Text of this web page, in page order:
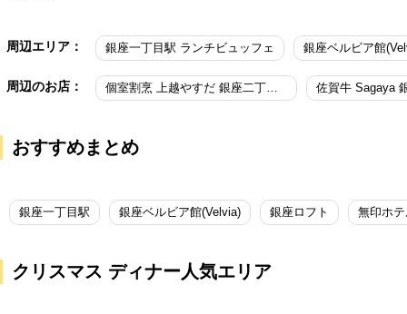
周辺エリア： 銀座一丁目駅 ランチビュッフェ
周辺のお店： 個室割烹 上越やすだ 銀座二丁目店 佐賀牛 Sagaya
おすすめまとめ
銀座一丁目駅 銀座ベルビア館(Velvia) 銀座ロフト
クリスマス ディナー人気エリア